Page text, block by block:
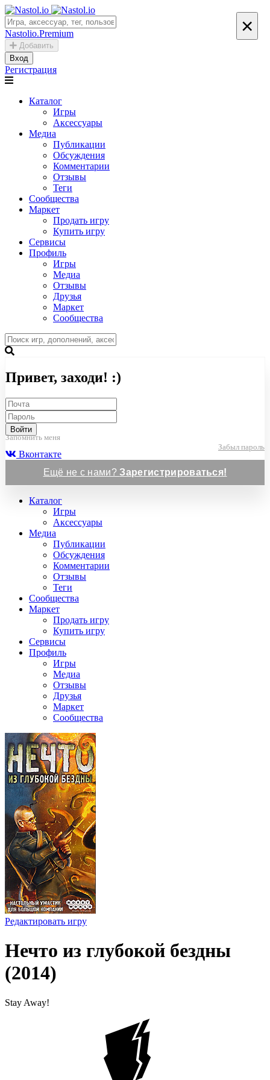
Nastolio.Premium
Добавить
Вход
Регистрация
Каталог
Игры
Аксессуары
Медиа
Публикации
Обсуждения
Комментарии
Отзывы
Теги
Сообщества
Маркет
Продать игру
Купить игру
Сервисы
Профиль
Игры
Медиа
Отзывы
Друзья
Маркет
Сообщества
×
Привет, заходи! :)
Войти
Запомнить меня
Забыл пароль
Вконтакте
Ещё не с нами?Зарегистрироваться!
Каталог
Игры
Аксессуары
Медиа
Публикации
Обсуждения
Комментарии
Отзывы
Теги
Сообщества
Маркет
Продать игру
Купить игру
Сервисы
Профиль
Игры
Медиа
Отзывы
Друзья
Маркет
Сообщества
Редактировать игру
Нечто из глубокой бездны
(2014)
Stay Away!